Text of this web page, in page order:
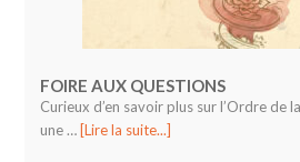
FOIRE AUX QUESTIONS
Curieux d’en savoir plus sur l’Ordre de
une … [Lire la suite...]